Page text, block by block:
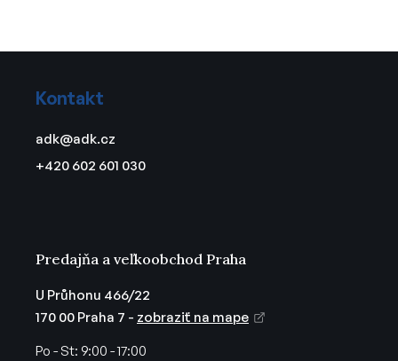
i
s
Kontakt
adk@adk.cz
+420 602 601 030
Predajňa a veľkoobchod Praha
U Průhonu 466/22
170 00 Praha 7 - zobraziť na mape
Po - St: 9:00 - 17:00